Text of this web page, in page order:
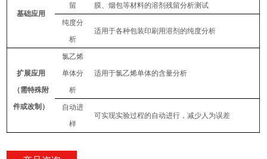
基础应用
留
膜、烟包等材料的溶剂残留分析测试
纯度分
析
适用于各种包装印刷用溶剂的纯度分析
扩展应用
（需特殊附
件或改制）
氯乙烯
单体分
析
适用于氯乙烯单体的含量分析
自动进
样
可实现实验过程的自动进行，减少人为误差